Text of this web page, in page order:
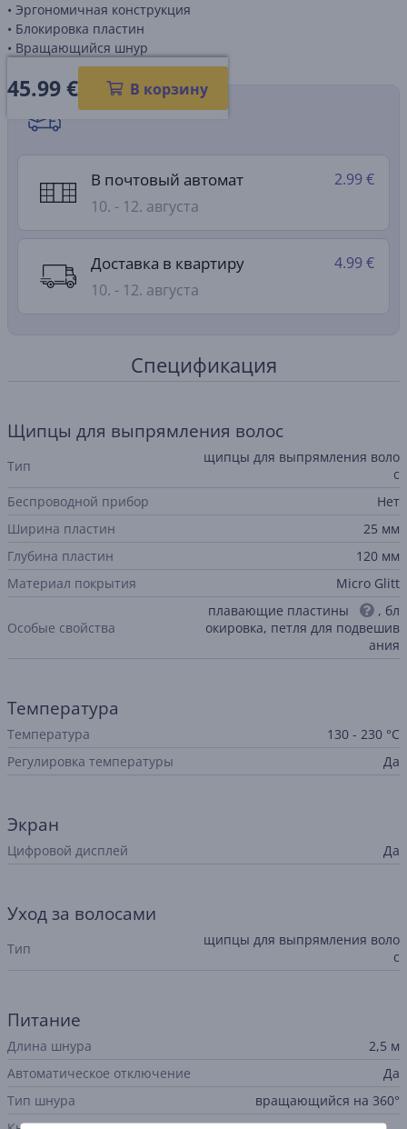
• Эргономичная конструкция
• Блокировка пластин
• Вращающийся шнур
45.99€ В корзину
Способы доставки
В почтовый автомат
10. - 12. августа
2.99 €
Доставка в квартиру
10. - 12. августа
4.99 €
Спецификация
Щипцы для выпрямления волос
Тип
щипцы для выпрямления воло
с
Беспроводной прибор
Нет
Ширина пластин
25 мм
Глубина пластин
120 мм
Материал покрытия
Micro Glitt
Особые свойства
плавающие пластины
, бл
окировка, петля для подвешив
ания
Температура
Температура
130 - 230 °C
Регулировка температуры
Да
Экран
Цифровой дисплей Да
Уход за волосами
Тип
щипцы для выпрямления воло
с
Питание
Длина шнура
2,5 м
Автоматическое отключение
Да
Тип шнура
вращающийся на 360°